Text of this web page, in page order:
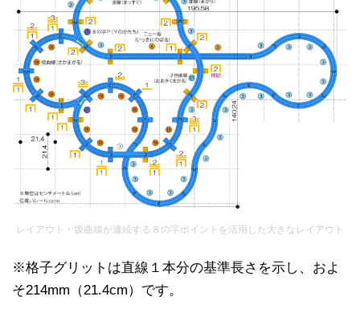
レイアウト・坂曲線が連続する８の字ポイントを活用した大きなレイアウト
※格子グリットは直線１本分の基準長さを示し、およ
そ214mm（21.4cm）です。